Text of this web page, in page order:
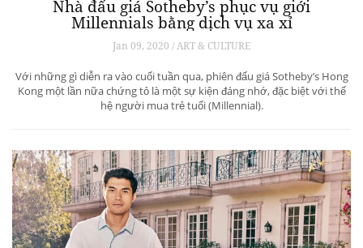
Nhà đấu giá Sotheby’s phục vụ giới
Millennials bằng dịch vụ xa xỉ
Jan 09, 2020 / ART & CULTURE
Với những gì diễn ra vào cuối tuần qua, phiên đấu giá Sotheby’s Hong
Kong một lần nữa chứng tỏ là một sự kiện đáng nhớ, đặc biệt với thế
hệ người mua trẻ tuổi (Millennial).